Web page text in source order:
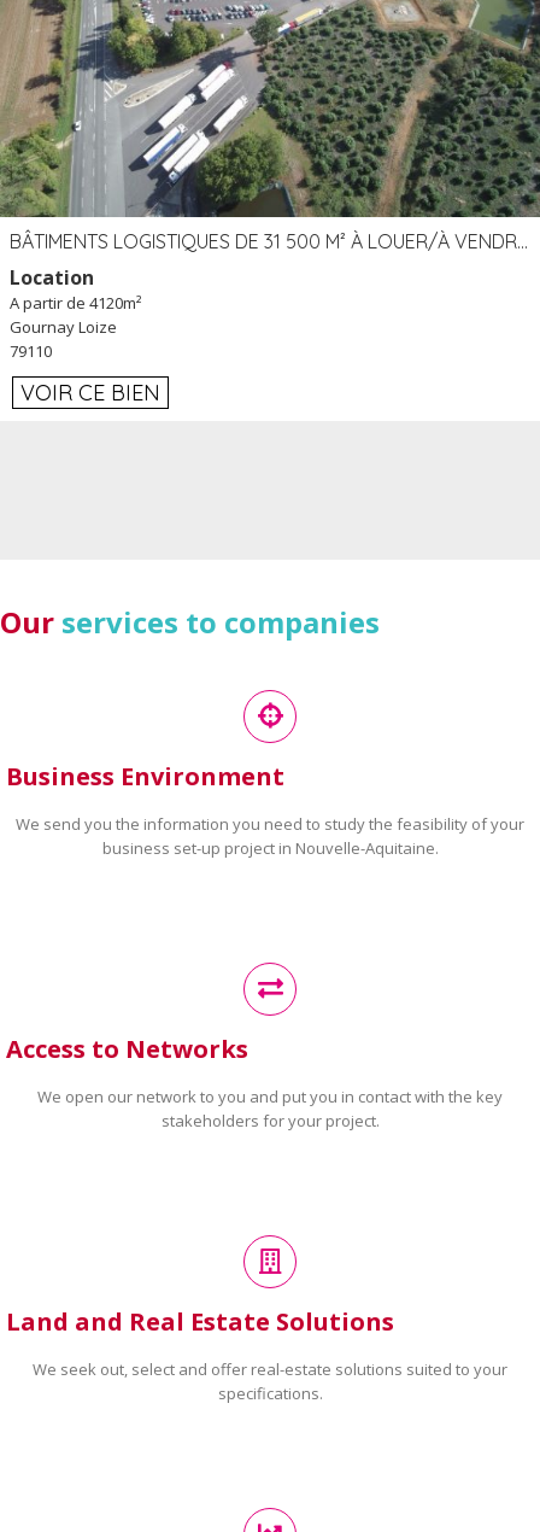
BÂTIMENTS LOGISTIQUES DE 31 500 M² À LOUER/À VENDRE SUR UN SITE DE 17 HA (79)
Location
A partir de 4120m²
Gournay Loize
79110
VOIR CE BIEN
Our services to companies
Business Environment
We send you the information you need to study the feasibility of your
business set-up project in Nouvelle-Aquitaine.
Access to Networks
We open our network to you and put you in contact with the key
stakeholders for your project.
Land and Real Estate Solutions
We seek out, select and offer real-estate solutions suited to your
specifications.